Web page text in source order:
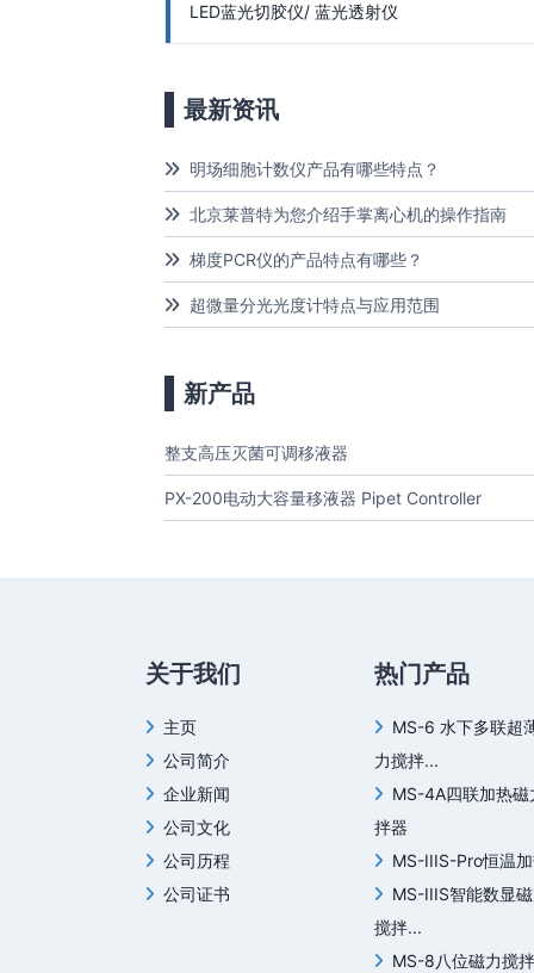
LED蓝光切胶仪/ 蓝光透射仪
最新资讯
明场细胞计数仪产品有哪些特点？
北京莱普特为您介绍手掌离心机的操作指南
梯度PCR仪的产品特点有哪些？
超微量分光光度计特点与应用范围
新产品
整支高压灭菌可调移液器
PX-200电动大容量移液器 Pipet Controller
关于我们
主页
公司简介
企业新闻
公司文化
公司历程
公司证书
热门产品
MS-6 水下多联超
力搅拌...
MS-4A四联加热磁
拌器
MS-IIIS-Pro恒温
MS-IIIS智能数显
搅拌...
MS-8八位磁力搅